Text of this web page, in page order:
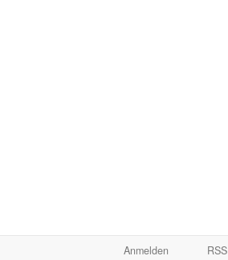
Anmelden RSS